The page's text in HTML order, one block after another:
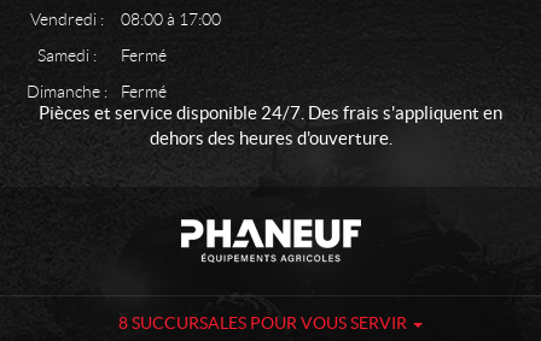
Vendredi :
08:00 à 17:00
Samedi :
Fermé
Dimanche :
Fermé
Pièces et service disponible 24/7. Des frais s'appliquent en
dehors des heures d'ouverture.
t
n
8 SUCCURSALES POUR VOUS SERVIR